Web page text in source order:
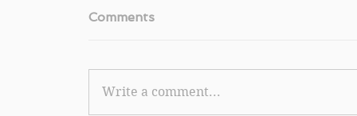
Comments
Write a comment...